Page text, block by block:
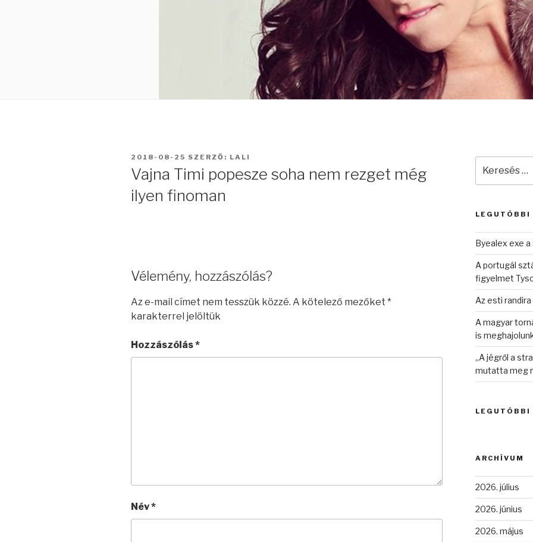
BEKÜLDVE:
2018-08-25 SZERZŐ: LALI
Vajna Timi popesze soha nem rezget még
ilyen finoman
Vélemény, hozzászólás?
Az e-mail címet nem tesszük közzé. A kötelező mezőket *
karakterrel jelöltük
Hozzászólás*
Név*
következő
LEGUTÓBBI
Byealex exe
A portugál
figyelmet
Az esti
A magyar
is
„A jégről a
mutatta meg
LEGUTÓBBI
ARCHÍVUM
2026. július
2026. június
2026. május